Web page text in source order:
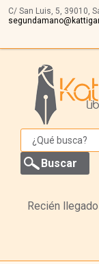
C/ San Luis, 5, 39010,
Recién